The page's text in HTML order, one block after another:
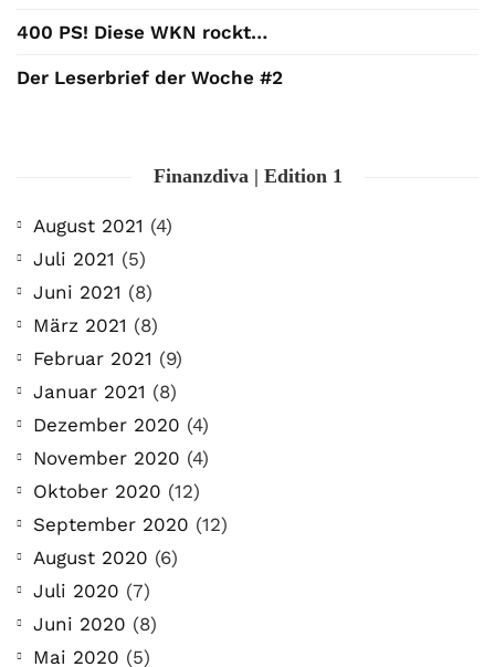
400 PS! Diese WKN rockt…
Der Leserbrief der Woche #2
Finanzdiva | Edition 1
August 2021 (4)
Juli 2021 (5)
Juni 2021 (8)
März 2021 (8)
Februar 2021 (9)
Januar 2021 (8)
Dezember 2020 (4)
November 2020 (4)
Oktober 2020 (12)
September 2020 (12)
August 2020 (6)
Juli 2020 (7)
Juni 2020 (8)
Mai 2020 (5)